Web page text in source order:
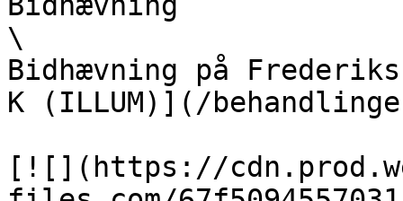
\
Bidhævning på
K (ILLUM)](/
[![](https://